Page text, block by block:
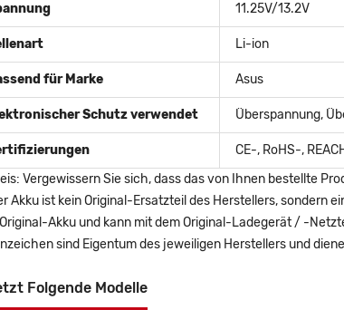
11.25V/13.2V
Li-ion
für Marke Asus
Schutz verwendet Überspannung,
CE-, RoHS-,
Vergewissern Sie sich, dass das von Ihnen bestellte
Akku ist kein Original-Ersatzteil des Herstellers, sondern
Akku und kann mit dem Original-Ladegerät / -
sind Eigentum des jeweiligen Herstellers und
Folgende Modelle